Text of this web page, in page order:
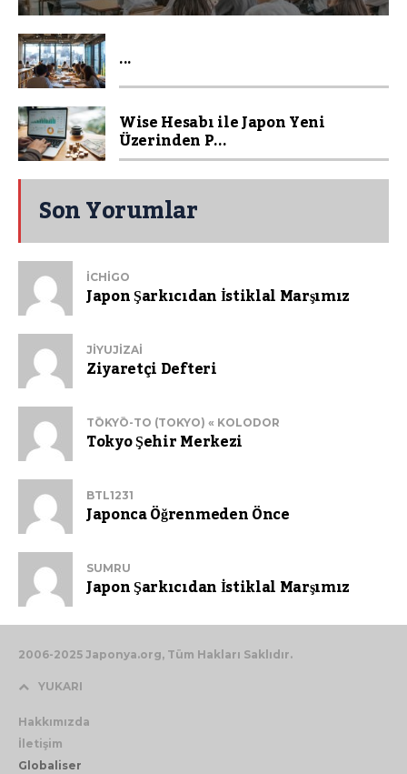
...
Wise Hesabı ile Japon Yeni
Üzerinden P...
Son Yorumlar
ICHIGO
Japon Şarkıcıdan İstiklal Marşımız
JIYUJIZAI
Ziyaretçi Defteri
TŌKYŌ-TO (TOKYO) « KOLODOR
Tokyo Şehir Merkezi
BTL1231
Japonca Öğrenmeden Önce
SUMRU
Japon Şarkıcıdan İstiklal Marşımız
2006-2025 Japonya.org, Tüm Hakları Saklıdır.
YUKARI
Hakkımızda
İletişim
Globaliser